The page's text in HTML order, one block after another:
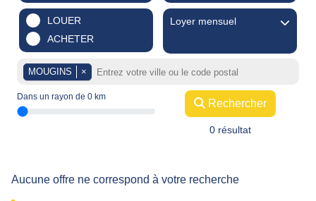
LOUER
ACHETER
Loyer mensuel
MOUGINS ×
Dans un rayon de 0 km
Rechercher
0 résultat
Aucune offre ne correspond à votre recherche